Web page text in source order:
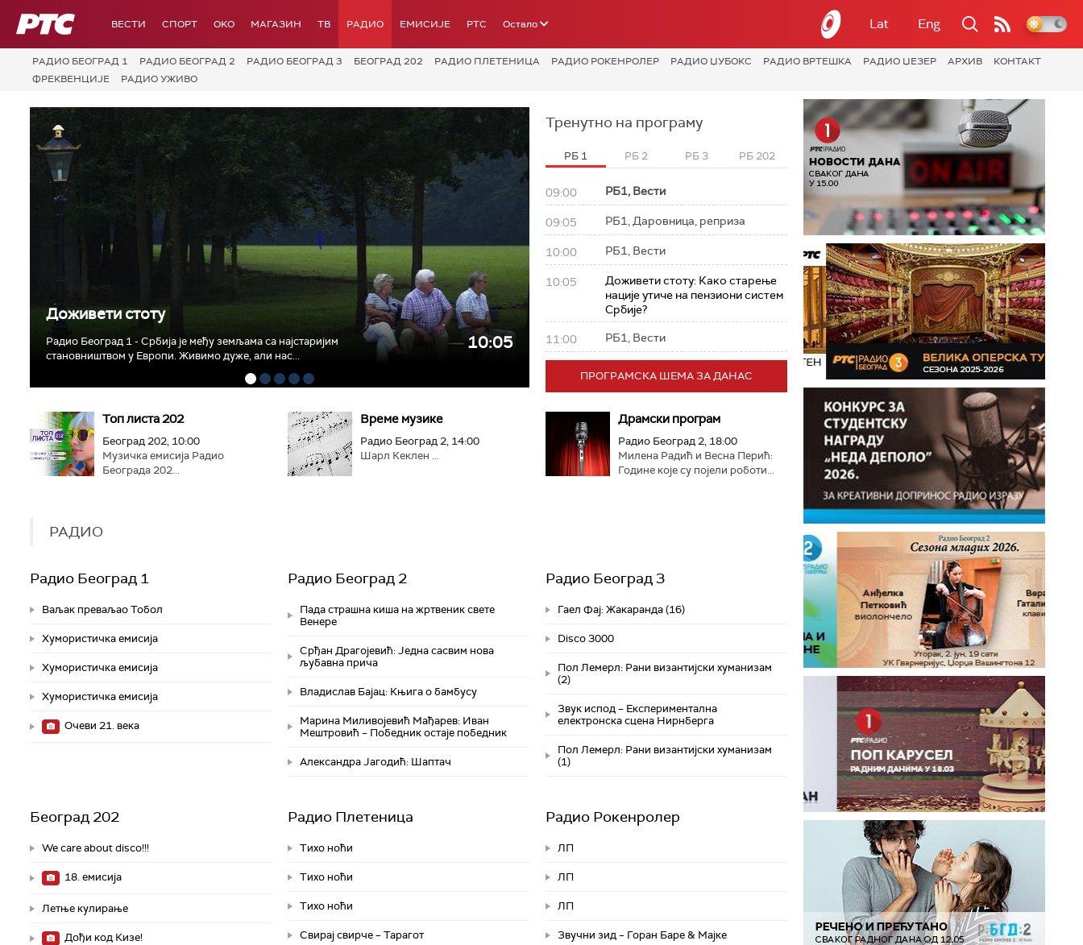
РТС ВЕСТИ СПОРТ OKO МАГАЗИН ТВ РАДИО ЕМИСИЈЕ РТС Остало Lat Eng
РАДИО БЕОГРАД 1 РАДИО БЕОГРАД 2 РАДИО БЕОГРАД 3 БЕОГРАД 202 РАДИО ПЛЕТЕНИЦА РАДИО РОКЕНРОЛЕР РАДИО ЏУБОКС РАДИО ВРТЕШКА РАДИО ЏЕЗЕР АРХИВ
КОНТАКТ
ФРЕКВЕНЦИЈЕ
РАДИО УЖИВО
Тренутно на програму
РБ 1 РБ 2 РБ 3 РБ 202
09:00 РБ1, Вести
09:05 РБ1, Даровница, реприза
10:00 РБ1, Вести
10:05
Доживети стоту: Како старење
нације утиче на пензиони систем
Србије?
11:00 РБ1, Вести
ПРОГРАМСКА ШЕМА ЗА ДАНАС
Доживети стоту
Радио Београд 1 - Србија је међу земљама са најстаријим
становништвом у Европи. Живимо дуже, али нас...
10:05
Топ листа 202
Београд 202, 10:00
Музичка емисија Радио
Београда 202...
Време музике
Радио Београд 2, 14:00
Шарл Кеклен ...
Драмски програм
Радио Београд 2, 18:00
Милена Радић и Весна Перић:
Године које су појели роботи...
РАДИО
Радио Београд 1
Ваљак преваљао Тобол
Хумористичка емисија
Хумористичка емисија
Хумористичка емисија
Очеви 21. века
Радио Београд 2
Пада страшна киша на жртвеник свете
Венере
Срђан Драгојевић: Једна сасвим нова
љубавна прича
Владислав Бајац: Књига о бамбусу
Марина Миливојевић Мађарев: Иван
Мештровић – Победник остаје победник
Александра Јагодић: Шаптач
Радио Београд 3
Гаел Фај: Жакаранда (16)
Disco 3000
Пол Лемерл: Рани византијски хуманизам
(2)
Звук испод – Експериментална
електронска сцена Нирнберга
Пол Лемерл: Рани византијски хуманизам
(1)
Београд 202
We care about disco!!!
18. емисија
Летње кулирање
Дођи код Кизе!
Радио Плетеница
Тихо ноћи
Тихо ноћи
Тихо ноћи
Свирај свирче – Тарагот
Радио Рокенролер
ЛП
ЛП
ЛП
Звучни зид – Горан Баре & Мајке